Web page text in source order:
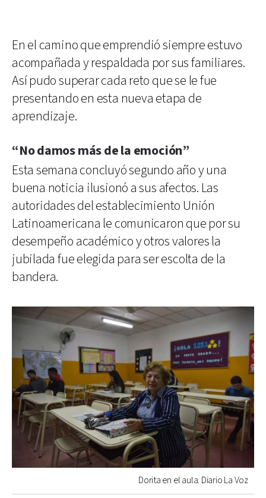
En el camino que emprendió siempre estuvo
acompañada y respaldada por sus familiares.
Así pudo superar cada reto que se le fue
presentando en esta nueva etapa de
aprendizaje.
“No damos más de la emoción”
Esta semana concluyó segundo año y una
buena noticia ilusionó a sus afectos. Las
autoridades del establecimiento Unión
Latinoamericana le comunicaron que por su
desempeño académico y otros valores la
jubilada fue elegida para ser escolta de la
bandera.
Dorita en el aula. Diario La Voz